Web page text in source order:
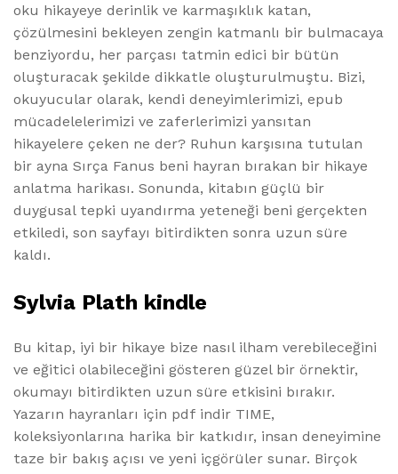
oku hikayeye derinlik ve karmaşıklık katan,
çözülmesini bekleyen zengin katmanlı bir bulmacaya
benziyordu, her parçası tatmin edici bir bütün
oluşturacak şekilde dikkatle oluşturulmuştu. Bizi,
okuyucular olarak, kendi deneyimlerimizi, epub
mücadelelerimizi ve zaferlerimizi yansıtan
hikayelere çeken ne der? Ruhun karşısına tutulan
bir ayna Sırça Fanus beni hayran bırakan bir hikaye
anlatma harikası. Sonunda, kitabın güçlü bir
duygusal tepki uyandırma yeteneği beni gerçekten
etkiledi, son sayfayı bitirdikten sonra uzun süre
kaldı.
Sylvia Plath kindle
Bu kitap, iyi bir hikaye bize nasıl ilham verebileceğini
ve eğitici olabileceğini gösteren güzel bir örnektir,
okumayı bitirdikten uzun süre etkisini bırakır.
Yazarın hayranları için pdf indir TIME,
koleksiyonlarına harika bir katkıdır, insan deneyimine
taze bir bakış açısı ve yeni içgörüler sunar. Birçok